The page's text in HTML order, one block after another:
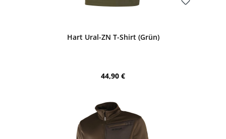
Hart Ural-ZN T-Shirt (Grün)
Regulärer Preis:
44,90 €